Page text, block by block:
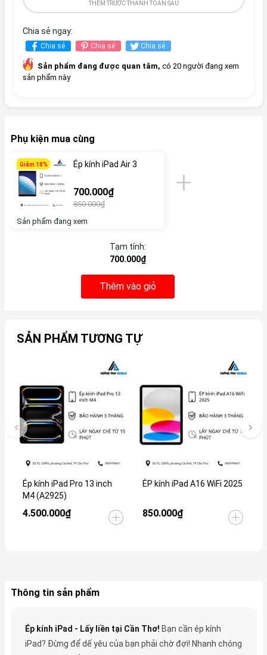
THÊM TRƯỚC THANH TOÁN SAU
Chia sẻ ngay:
Chia sẻ Chia sẻ Chia sẻ
Sản phẩm đang được quan tâm, có 20 người đang xem
sản phẩm này
Phụ kiện mua cùng
Giảm 18% Ép kính iPad Air 3
700.000₫
850.000₫
Sản phẩm đang xem
Tạm tính:
700.000₫
Thêm vào giỏ
SẢN PHẨM TƯƠNG TỰ
Ép kính iPad Pro 13 inch
M4 (A2925)
4.500.000₫
ÉP kính iPad A16 WiFi 2025
850.000₫
Thông tin sản phẩm
Ép kính iPad - Lấy liền tại Cần Thơ! Bạn cần ép kính
iPad? Đừng để dế yêu của bạn phải chờ đợi! Nhanh chóng